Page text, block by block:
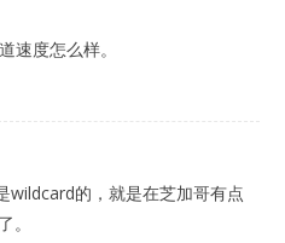
速度怎么样。
wildcard的，就是在芝加哥有点
。